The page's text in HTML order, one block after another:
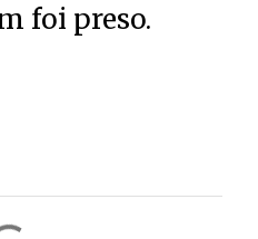
foi preso.